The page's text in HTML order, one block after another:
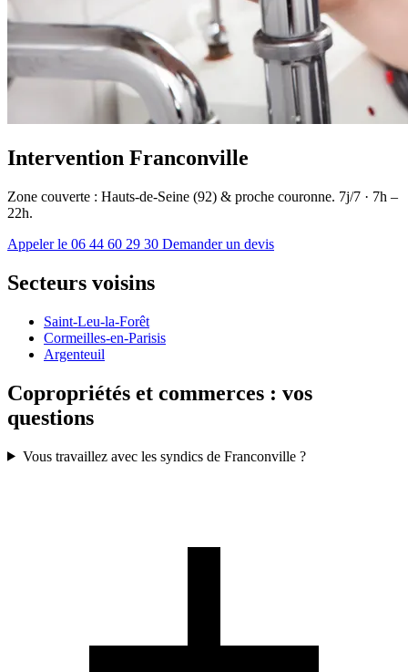
Intervention Franconville
Zone couverte : Hauts-de-Seine (92) & proche couronne. 7j/7 · 7h –
22h.
Appeler le 06 44 60 29 30 Demander un devis
Secteurs voisins
Saint-Leu-la-Forêt
Cormeilles-en-Parisis
Argenteuil
Copropriétés et commerces : vos
questions
Vous travaillez avec les syndics de Franconville ?